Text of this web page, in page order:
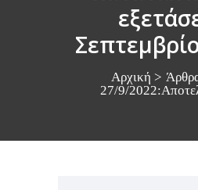
Αρχική
27/9/
ΕΠΙΚΟΙΝΩΝΙΑ